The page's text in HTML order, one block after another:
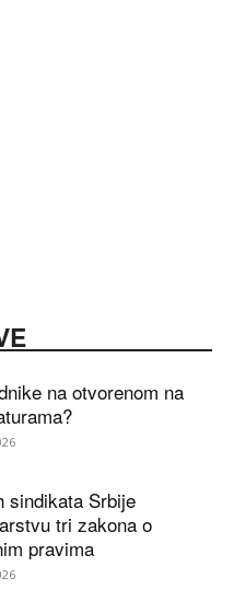
na otvorenom na
sindikata Srbije
tri zakona o
pravima